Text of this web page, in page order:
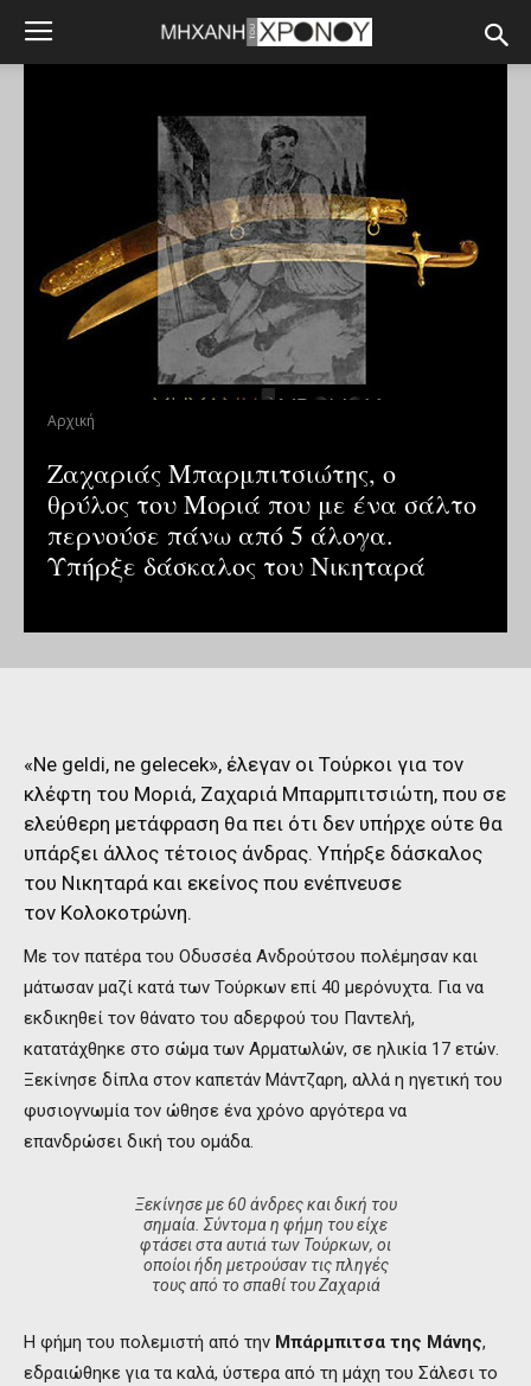
Αρχική
Ζαχαριάς Μπαρμπιτσιώτης, ο
θρύλος του Μοριά που με ένα σάλτο
περνούσε πάνω από 5 άλογα.
Υπήρξε δάσκαλος του Νικηταρά
«Νe geldi, ne gelecek», έλεγαν οι Τούρκοι για τον
κλέφτη του Μοριά, Ζαχαριά Μπαρμπιτσιώτη, που σε
ελεύθερη μετάφραση θα πει ότι δεν υπήρχε ούτε θα
υπάρξει άλλος τέτοιος άνδρας. Υπήρξε δάσκαλος
του Νικηταρά και εκείνος που ενέπνευσε
τον Κολοκοτρώνη.
Με τον πατέρα του Οδυσσέα Ανδρούτσου πολέμησαν και
μάτωσαν μαζί κατά των Τούρκων επί 40 μερόνυχτα. Για να
εκδικηθεί τον θάνατο του αδερφού του Παντελή,
κατατάχθηκε στο σώμα των Αρματωλών, σε ηλικία 17 ετών.
Ξεκίνησε δίπλα στον καπετάν Μάντζαρη, αλλά η ηγετική του
φυσιογνωμία τον ώθησε ένα χρόνο αργότερα να
επανδρώσει δική του ομάδα.
Ξεκίνησε με 60 άνδρες και δική του
σημαία. Σύντομα η φήμη του είχε
φτάσει στα αυτιά των Τούρκων, οι
οποίοι ήδη μετρούσαν τις πληγές
τους από το σπαθί του Ζαχαριά
Η φήμη του πολεμιστή από την Μπάρμπιτσα της Μάνης,
εδραιώθηκε για τα καλά, ύστερα από τη μάχη του Σάλεσι το